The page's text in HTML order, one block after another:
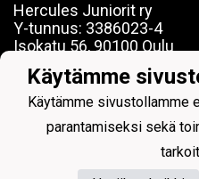
Hercules Juniorit ry
Y-tunnus: 3386023-4
Isokatu 56, 90100 Oulu
HERCULES JUNIORIT -
edelläkävijä parhaassa
Käytämme
Käytämme sivustollamme
parantamiseksi sekä